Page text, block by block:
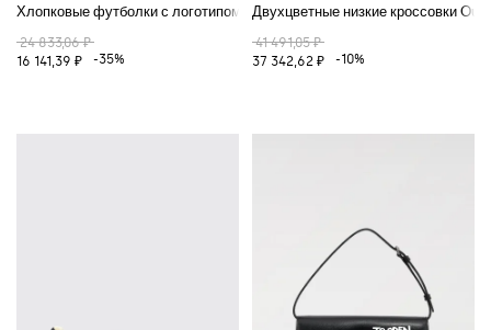
Хлопковые футболки с логотипом
24 833,06 ₽
16 141,39 ₽
-35%
Двухцветные низкие кроссовки
41 491,05 ₽
37 342,62 ₽
-10%